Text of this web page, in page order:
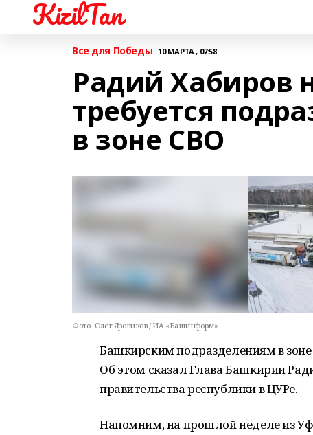
KizilTan
Все для Победы 10 МАРТА , 07:58
Радий Хабиров
требуется
в зоне СВО
Фото: Олег Яровиков / ИА «Башинформ»
Башкирским подразделениям в
Об этом сказал Глава Башкирии
правительства республики в ЦУРе.
Напомним, на прошлой неделе из